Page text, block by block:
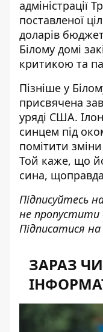
адміністрації
поставленої
доларів
Білому домі
критикою та
Пізніше у
присвячена
уряді США.
синцем під
помітити
Той каже, що
сина,
Підписуйтесь
не пропустити
Підписатися
ЗАРАЗ